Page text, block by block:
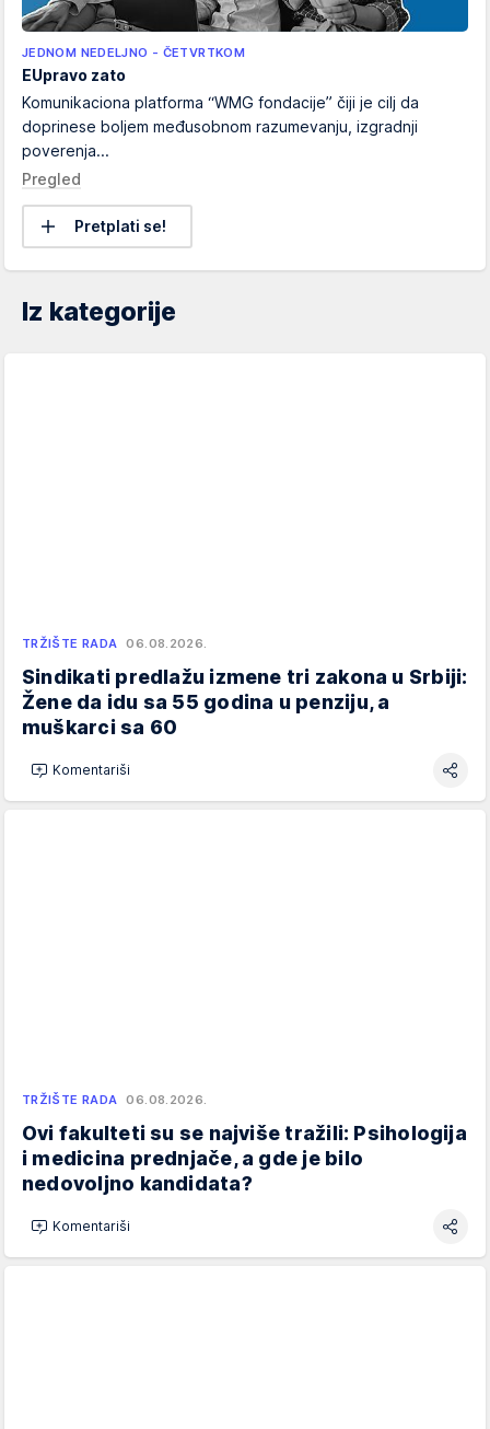
JEDNOM NEDELJNO - ČETVRTKOM
EUpravo zato
Komunikaciona platforma “WMG fondacije” čiji je cilj da
doprinese boljem međusobnom razumevanju, izgradnji
poverenja...
Pregled
Pretplati se!
Iz kategorije
TRŽIŠTE RADA 06.08.2026.
Sindikati predlažu izmene tri zakona u Srbiji:
Žene da idu sa 55 godina u penziju, a
muškarci sa 60
Komentariši
TRŽIŠTE RADA 06.08.2026.
Ovi fakulteti su se najviše tražili: Psihologija
i medicina prednjače, a gde je bilo
nedovoljno kandidata?
Komentariši